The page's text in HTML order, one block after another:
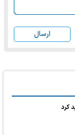
ارسال
کرد